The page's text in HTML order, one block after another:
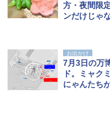
方・夜間限
ンだけじゃ
お出かけ
7月3日の万
ド。ミャク
にゃんたち